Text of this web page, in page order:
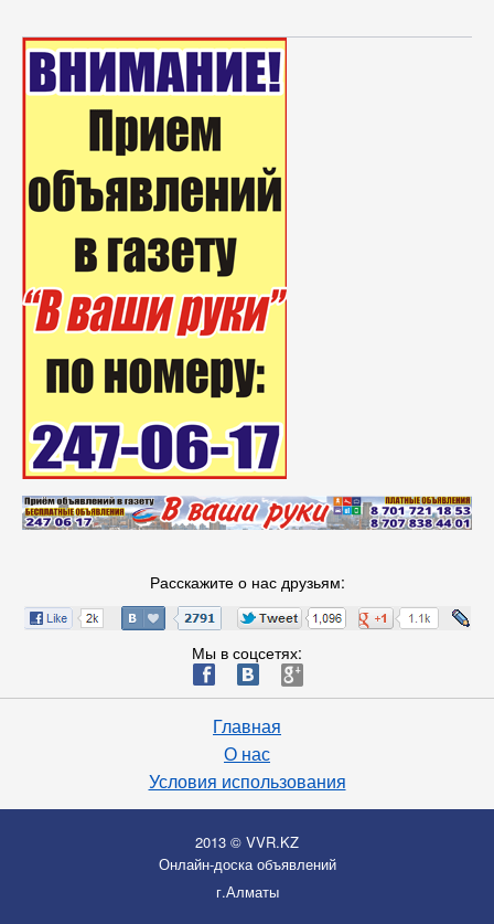
Расскажите о нас друзьям:
Мы в соцсетях:
ä æ è
Главная
О нас
Условия использования
2013 © VVR.KZ
Онлайн-доска объявлений
г.Алматы